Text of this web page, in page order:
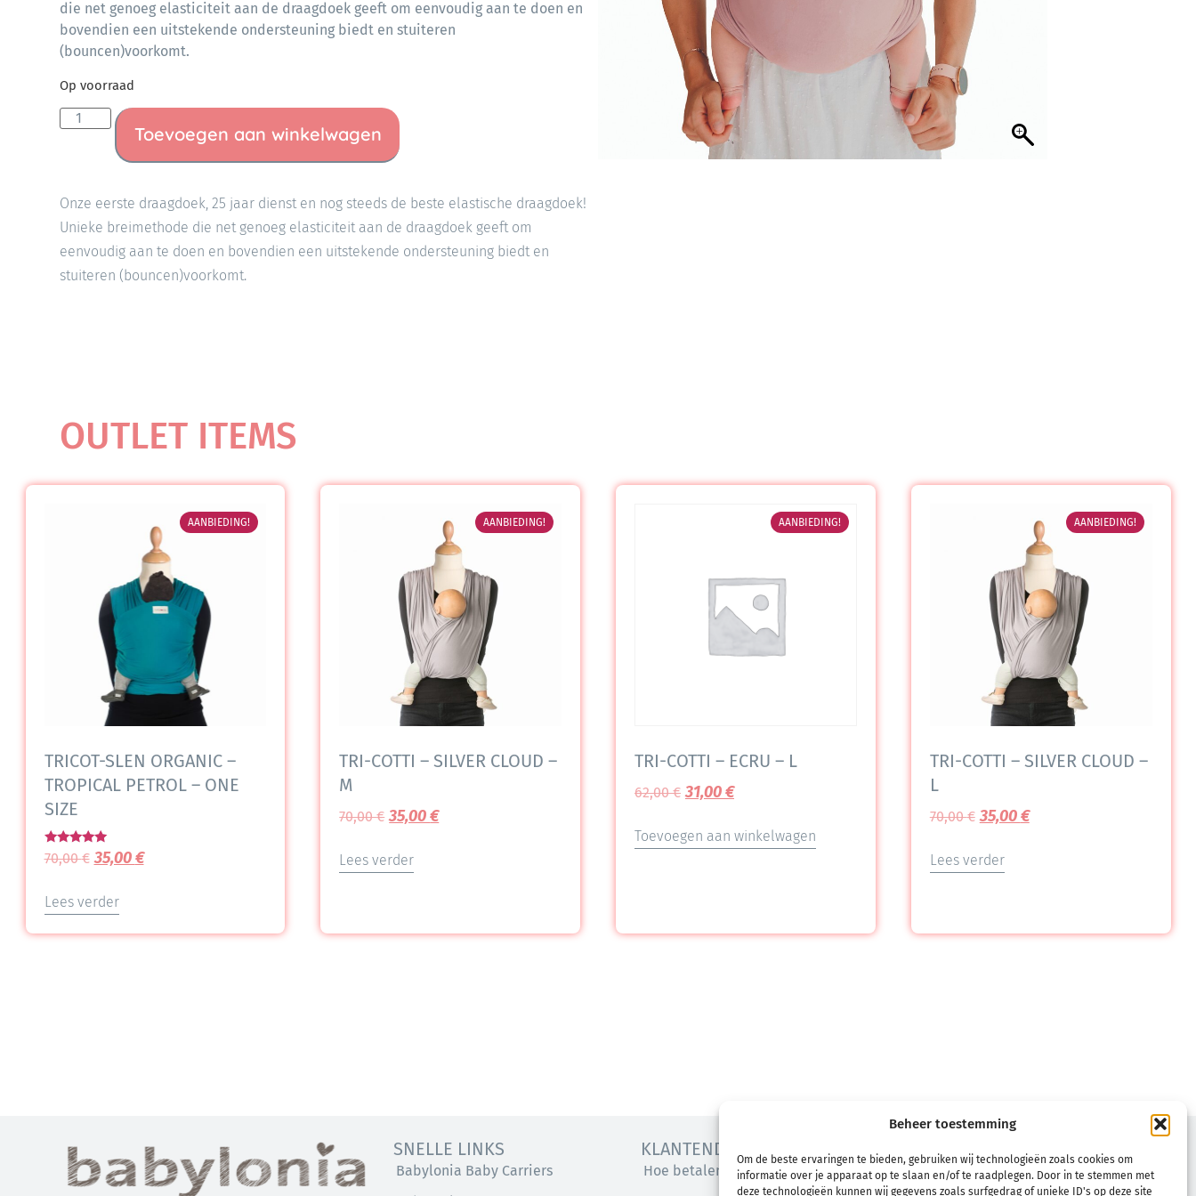
Beheer toestemming
Om de beste ervaringen te bieden, gebruiken wij technologieën zoals cookies om
informatie over je apparaat op te slaan en/of te raadplegen. Door in te stemmen met
deze technologieën kunnen wij gegevens zoals surfgedrag of unieke ID's op deze site
die net genoeg elasticiteit aan de draagdoek geeft om eenvoudig aan te doen en
bovendien een uitstekende ondersteuning biedt en stuiteren
(bouncen)voorkomt.
Op voorraad
Toevoegen aan winkelwagen
Onze eerste draagdoek, 25 jaar dienst en nog steeds de beste elastische draagdoek!
Unieke breimethode die net genoeg elasticiteit aan de draagdoek geeft om
eenvoudig aan te doen en bovendien een uitstekende ondersteuning biedt en
stuiteren (bouncen)voorkomt.
OUTLET ITEMS
AANBIEDING!
TRICOT-SLEN ORGANIC –
TROPICAL PETROL – ONE
SIZE
Gewaardeerd
5.00
70,00€ 35,00€
Lees verder
AANBIEDING!
TRI-COTTI – SILVER CLOUD –
M
70,00€ 35,00€
Lees verder
AANBIEDING!
TRI-COTTI – ECRU – L
62,00€ 31,00€
Toevoegen aan winkelwagen
AANBIEDING!
TRI-COTTI – SILVER CLOUD –
L
70,00€ 35,00€
Lees verder
SNELLE LINKS
Babylonia Baby Carriers
KLANTENDIENST
Hoe betalen
VOORWAARDEN
Verkoopsvoorwaarden